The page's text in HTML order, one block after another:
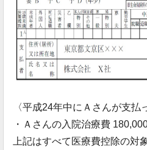
〈平成24年中にＡさんが支払
・Ａさんの入院治療費
上記はすべて医療費控除の対